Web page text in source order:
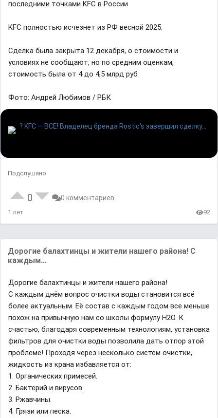
последними точками KFC в России
KFC полностью исчезнет из РФ весной 2025.
Сделка была закрыта 12 декабря, о стоимости и
условиях не сообщают, но по средним оценкам,
стоимость была от 4 до 4,5 млрд руб
Фото: Андрей Любимов / РБК
Подслушано
0 0 комментариев
1 лет 92
Дорогие балахтинцы и жители нашего района! С
каждым...
Дорогие балахтинцы и жители нашего района!
С каждым днём вопрос очистки воды становится всё
более актуальным. Её состав с каждым годом все меньше
похож на привычную нам со школы формулу H2O. К
счастью, благодаря современным технологиям, установка
фильтров для очистки воды позволила дать отпор этой
проблеме! Проходя через несколько систем очистки,
жидкость из крана избавляется от:
1. Органических примесей.
2. Бактерий и вирусов.
3. Ржавчины.
4. Грязи или песка.